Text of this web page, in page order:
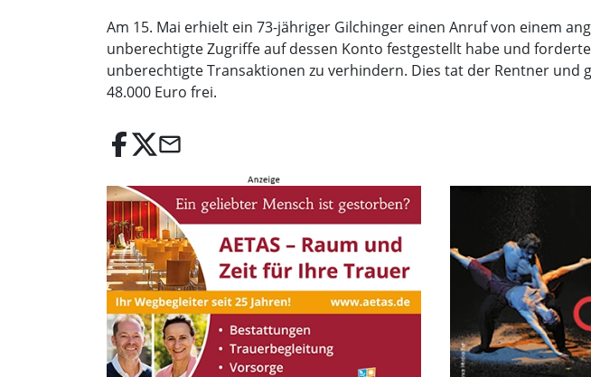
Am 15. Mai erhielt ein 73-jähriger Gilchinger einen Anruf von einem
unberechtigte Zugriffe auf dessen Konto festgestellt habe und
unberechtigte Transaktionen zu verhindern. Dies tat der Rentner
48.000 Euro frei.
email